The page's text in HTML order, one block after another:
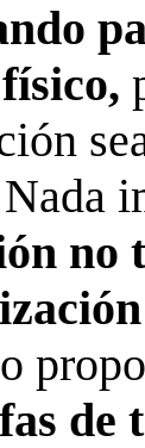
no
de